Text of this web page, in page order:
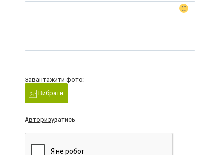
Завантажити фото:
Вибрати
Авторизуватись